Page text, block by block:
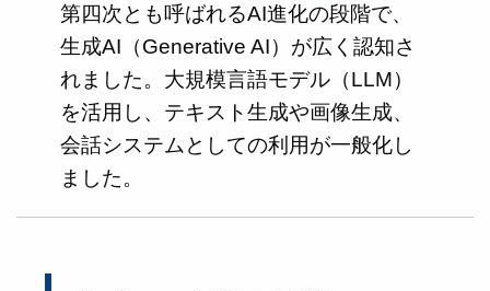
第四次とも呼ばれるAI進化の段階で、
生成AI（Generative AI）が広く認知さ
れました。大規模言語モデル（LLM）
を活用し、テキスト生成や画像生成、
会話システムとしての利用が一般化し
ました。